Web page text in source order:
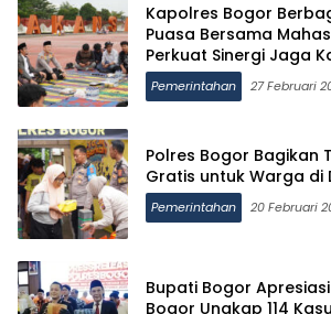
Kapolres Bogor
Puasa Bersama
Perkuat Sinergi Jaga
Ramadan 2026
Pemerintahan 27 Februari
Polres Bogor Bagikan
Gratis untuk Warga di
Pemerintahan 20 Februari
Bupati Bogor
Bogor Ungkap 114